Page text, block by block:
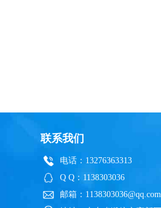
联系我们
电话：13276363313
Q Q：1138303036
邮箱：1138303036@qq.com